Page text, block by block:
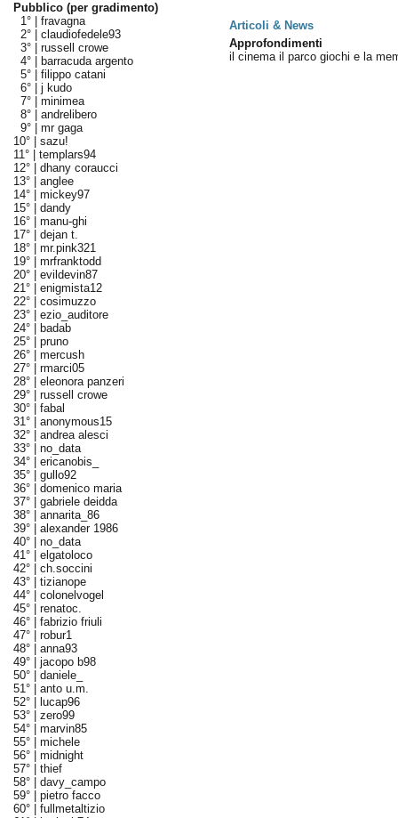
Pubblico (per gradimento)
1° | fravagna
2° | claudiofedele93
3° | russell crowe
4° |
barracuda argento
5° | filippo catani
6° | j kudo
7° | minimea
8° | andrelibero
9° | mr gaga
10° | sazu!
11° | templars94
12° | dhany coraucci
13° | anglee
14° | mickey97
15° | dandy
16° | manu-ghi
17° | dejan t.
18° | mr.pink321
19° | mrfranktodd
20° | evildevin87
21° | enigmista12
22° | cosimuzzo
23° | ezio_auditore
24° |
badab
25° | pruno
26° | mercush
27° | rmarci05
28° | eleonora panzeri
29° | russell crowe
30° | fabal
31° | anonymous15
32° | andrea alesci
33° | no_data
34° | ericanobis_
35° | gullo92
36° | domenico maria
37° | gabriele deidda
38° | annarita_86
39° | alexander 1986
40° | no_data
41° | elgatoloco
42° | ch.soccini
43° | tizianope
44° | colonelvogel
45° | renatoc.
46° | fabrizio friuli
47° | robur1
48° | anna93
49° | jacopo b98
50° | daniele_
51° | anto u.m.
52° |
lucap96
53° | zero99
54° | marvin85
55° | michele
56° | midnight
57° | thief
58° | davy_campo
59° | pietro facco
60° | fullmetaltizio
Articoli & News
Approfondimenti
il cinema il parco giochi e la